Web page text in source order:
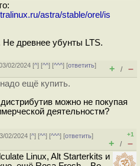
astra/stable/orel/is
Не древнее убунты LTS.
02/2024 [^] [^^] [^^^] [ответить]
+ / –
ещё купить.
можно не покупая
деятельностм?
02/2024 [^] [^^] [^^^] [ответить]
+1
+ / –
Linux, Alt Starterkits и